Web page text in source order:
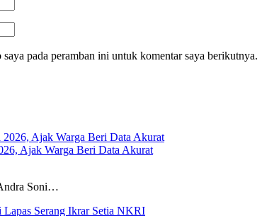
pada peramban ini untuk komentar saya berikutnya.
Ajak Warga Beri Data Akurat
Soni…